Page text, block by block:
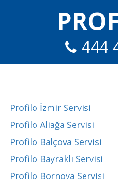
444
Profilo İzmir Servisi
Profilo Aliağa Servisi
Profilo Balçova Servisi
Profilo Bayraklı Servisi
Profilo Bornova Servisi